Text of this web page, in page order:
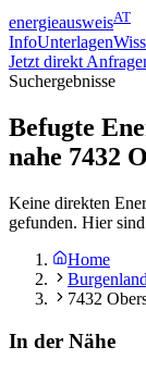
energieausweisAT
InfoUnterlagen
Jetzt direkt
Suchergebnisse
Befugte
nahe 7432
Keine direkten
gefunden. Hier
Home
Burgenland
7432
In der Nähe